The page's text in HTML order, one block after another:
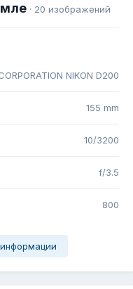
· 20 изображений
NIKON D200
155 mm
10/3200
f/3.5
800